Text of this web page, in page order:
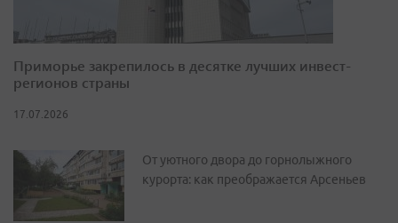
Приморье закрепилось в десятке лучших инвест-
регионов страны
17.07.2026
От уютного двора до горнолыжного
курорта: как преображается Арсеньев